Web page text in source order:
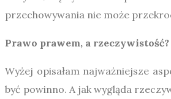
przechowywania nie może
Prawo prawem, a rzeczywistość?
Wyżej opisałam najważniejsze
być powinno. A jak wygląda